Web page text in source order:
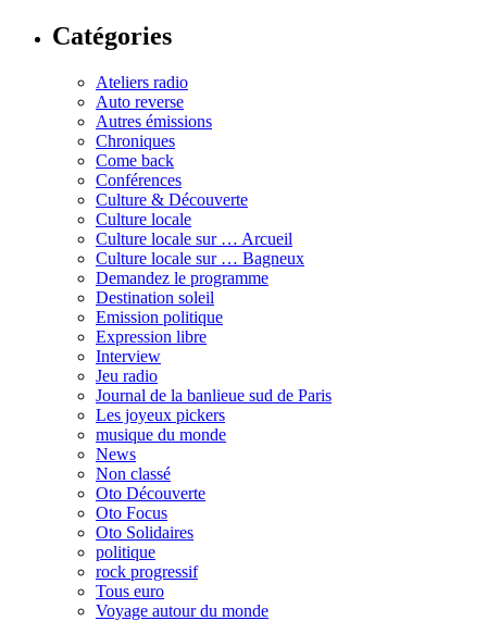
Catégories
Ateliers radio
Auto reverse
Autres émissions
Chroniques
Come back
Conférences
Culture & Découverte
Culture locale
Culture locale sur … Arcueil
Culture locale sur … Bagneux
Demandez le programme
Destination soleil
Emission politique
Expression libre
Interview
Jeu radio
Journal de la banlieue sud de Paris
Les joyeux pickers
musique du monde
News
Non classé
Oto Découverte
Oto Focus
Oto Solidaires
politique
rock progressif
Tous euro
Voyage autour du monde